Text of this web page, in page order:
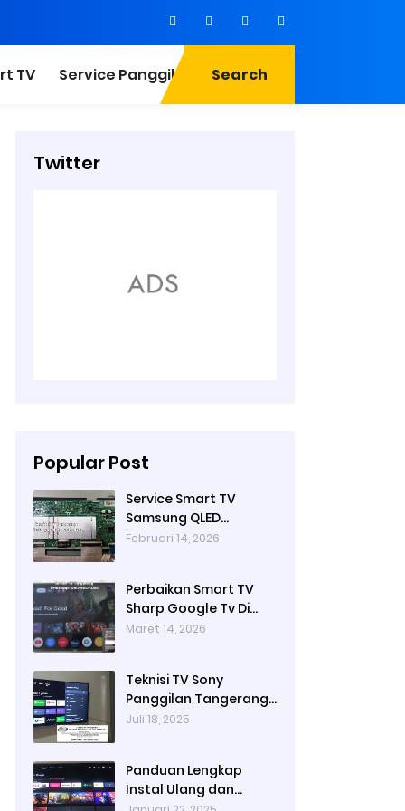
TV Service Panggilan Search
Twitter
Popular Post
Service Smart TV
Samsung QLED
QA50Q80BAK Mati
Terdekat & Bergaransi
| Teknisi TV Panggilan
Di Bintaro
Februari 14, 2026
Perbaikan Smart TV
Sharp Google Tv Di
Binong Permai | Jasa
Maret 14, 2026
Teknisi TV Sony
Panggilan Tangerang |
Reparasi TV Sony
Juli 18, 2025
Panduan Lengkap
Instal Ulang dan